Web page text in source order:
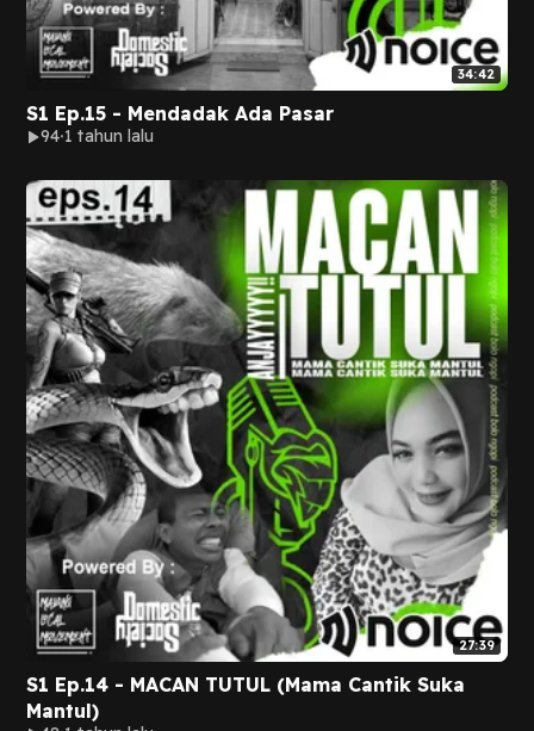
34:42
S1 Ep.15 - Mendadak Ada Pasar
94 1 tahun lalu
27:39
S1 Ep.14 - MACAN TUTUL (Mama Cantik Suka
Mantul)